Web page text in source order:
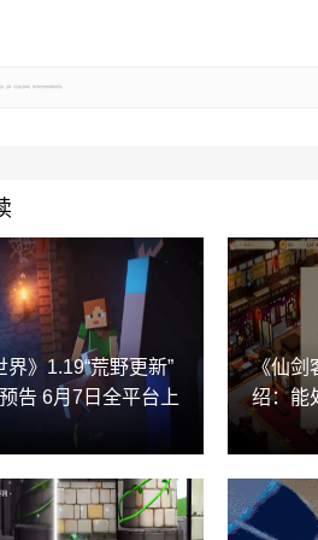
权、违规，可直接反馈本站，我们将会作修改或删除处理。
界》1.19“荒野更新”
告 6月7日全平台上
《仙剑
绍：能